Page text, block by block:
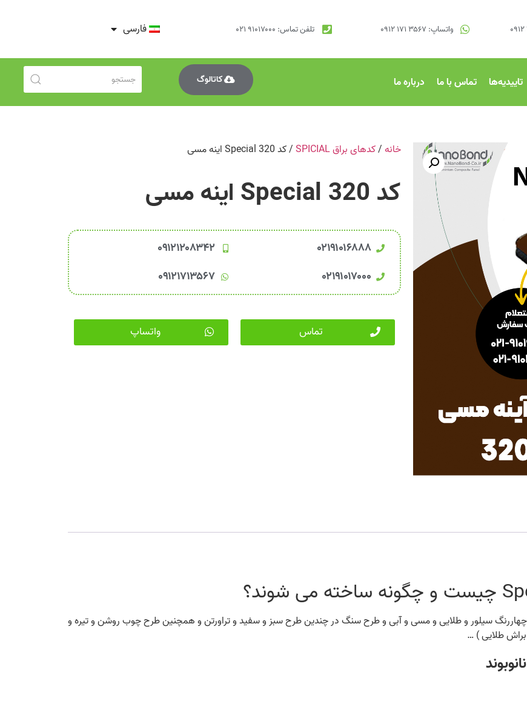
واتساپ: ۳۵۶۷ ۱۷۱ ۰۹۱۲ تلفن تماس: ۹۱۰۱۷۰۰۰ ۰۲۱ فارسی
تاییدیه‌ها تماس با ما درباره ما کاتالوگ
خانه/کدهای براق SPICIAL / کد 320 Special اینه مسی
کد 320 Special اینه مسی
۰۲۱۹۱۰۱۶۸۸۸
۰۲۱۹۱۰۱۷۰۰۰
۰۹۱۲۱۲۰۸۳۴۲
۰۹۱۲۱۷۱۳۵۶۷
تماس واتساپ
سیلور و طلایی و مسی و آبی و طرح سنگ در چندین طرح سبز و سفید و تراورتن و همچنین طرح چوب روشن و تیره و
طلایی ) …